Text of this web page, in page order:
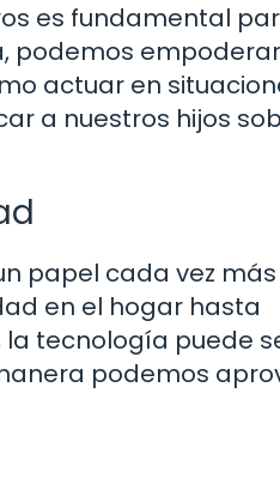
es fundamental
podemos
actuar en
a nuestros hijos
papel cada vez más
en el hogar hasta
tecnología puede
podemos